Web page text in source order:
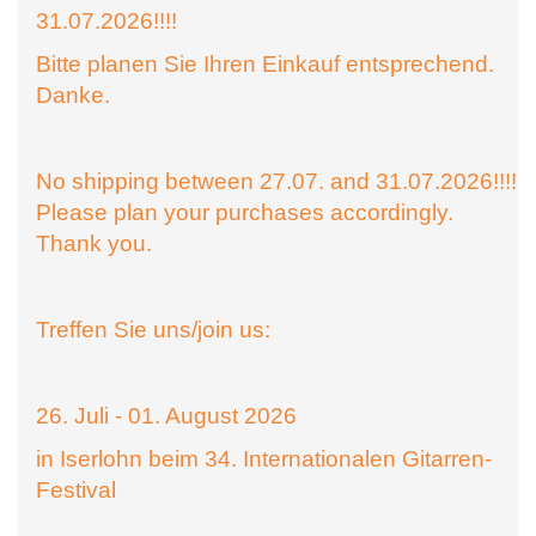
31.07.2026!!!!
Bitte planen Sie Ihren Einkauf entsprechend.
Danke.
No shipping between 27.07. and 31.07.2026!!!!
Please plan your purchases accordingly.
Thank you.
Treffen Sie uns/join us:
26. Juli - 01. August 2026
in Iserlohn beim 34. Internationalen Gitarren-
Festival